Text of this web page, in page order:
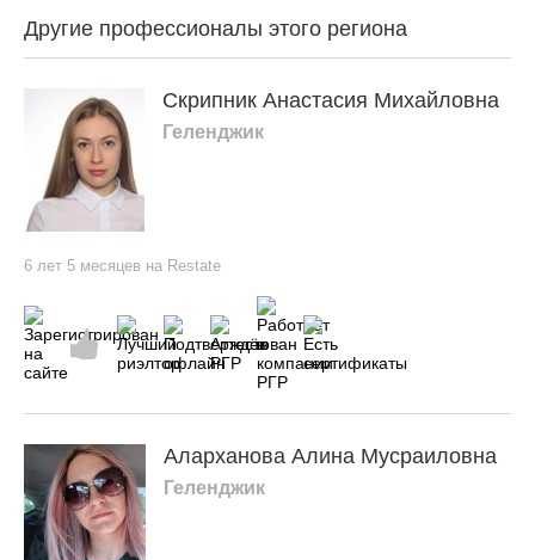
Другие профессионалы этого региона
Скрипник Анастасия Михайловна
Геленджик
6 лет 5 месяцев на Restate
Аларханова Алина Мусраиловна
Геленджик